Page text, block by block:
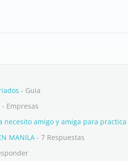
- Guia
- Empresas
amigo y amiga para practica
MANILA - 7 Respuestas